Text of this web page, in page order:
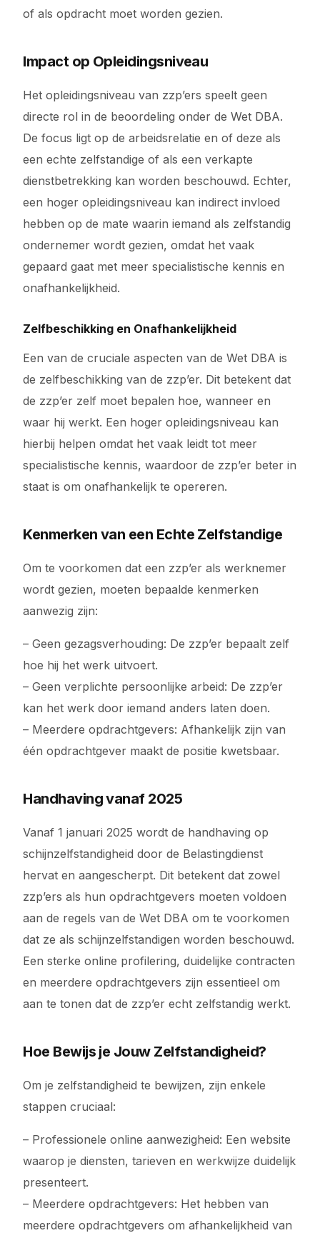
of als opdracht moet worden gezien.
Impact op Opleidingsniveau
Het opleidingsniveau van zzp’ers speelt geen
directe rol in de beoordeling onder de Wet DBA.
De focus ligt op de arbeidsrelatie en of deze als
een echte zelfstandige of als een verkapte
dienstbetrekking kan worden beschouwd. Echter,
een hoger opleidingsniveau kan indirect invloed
hebben op de mate waarin iemand als zelfstandig
ondernemer wordt gezien, omdat het vaak
gepaard gaat met meer specialistische kennis en
onafhankelijkheid.
Zelfbeschikking en Onafhankelijkheid
Een van de cruciale aspecten van de Wet DBA is
de zelfbeschikking van de zzp’er. Dit betekent dat
de zzp’er zelf moet bepalen hoe, wanneer en
waar hij werkt. Een hoger opleidingsniveau kan
hierbij helpen omdat het vaak leidt tot meer
specialistische kennis, waardoor de zzp’er beter in
staat is om onafhankelijk te opereren.
Kenmerken van een Echte Zelfstandige
Om te voorkomen dat een zzp’er als werknemer
wordt gezien, moeten bepaalde kenmerken
aanwezig zijn:
– Geen gezagsverhouding: De zzp’er bepaalt zelf
hoe hij het werk uitvoert.
– Geen verplichte persoonlijke arbeid: De zzp’er
kan het werk door iemand anders laten doen.
– Meerdere opdrachtgevers: Afhankelijk zijn van
één opdrachtgever maakt de positie kwetsbaar.
Handhaving vanaf 2025
Vanaf 1 januari 2025 wordt de handhaving op
schijnzelfstandigheid door de Belastingdienst
hervat en aangescherpt. Dit betekent dat zowel
zzp’ers als hun opdrachtgevers moeten voldoen
aan de regels van de Wet DBA om te voorkomen
dat ze als schijnzelfstandigen worden beschouwd.
Een sterke online profilering, duidelijke contracten
en meerdere opdrachtgevers zijn essentieel om
aan te tonen dat de zzp’er echt zelfstandig werkt.
Hoe Bewijs je Jouw Zelfstandigheid?
Om je zelfstandigheid te bewijzen, zijn enkele
stappen cruciaal:
– Professionele online aanwezigheid: Een website
waarop je diensten, tarieven en werkwijze duidelijk
presenteert.
– Meerdere opdrachtgevers: Het hebben van
meerdere opdrachtgevers om afhankelijkheid van